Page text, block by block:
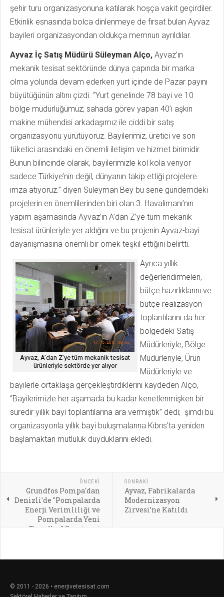
şehir turu organizasyonuna katılarak hoşça vakit geçirdiler.
Etkinlik esnasında bolca dinlenmeye de fırsat bulan Ayvaz
bayileri organizasyondan oldukça memnun ayrıldılar.
Ayvaz İç Satış Müdürü Süleyman Alço, Ayvaz’ın
mekanik tesisat sektöründe dünya çapında bir marka
olma yolunda devam ederken yurt içinde de Pazar payını
büyütüğünün altını çizdi. “Yurt genelinde 78 bayi ve 10
bölge müdürlüğümüz; sahada görev yapan 40’ı aşkın
makine mühendisi arkadaşımız ile ciddi bir satış
organizasyonu yürütüyoruz. Bayilerimiz, üretici ve son
tüketici arasındaki en önemli iletişim ve hizmet birimidir.
Bunun bilincinde olarak, bayilerimizle kol kola veriyor
sadece Türkiye’nin değil, dünyanın takip ettiği projelere
imza atıyoruz.” diyen Süleyman Bey bu sene gündemdeki
projelerin en önemlilerinden biri olan 3. Havalimanı’nın
yapım aşamasında Ayvaz’ın A’dan Z’ye tüm mekanik
tesisat ürünleriyle yer aldığını ve bu projenin Ayvaz-bayi
dayanışmasına önemli bir örnek teşkil ettiğini belirtti.
Ayvaz, A’dan Z’ye tüm mekanik tesisat
ürünleriyle sektörde yer alıyor
Ayrıca yıllık
değerlendirmeleri,
bütçe hazırlıklarını ve
bütçe realizasyon
toplantılarını da her
bölgedeki Satış
Müdürleriyle, Bölge
Müdürleriyle, Ürün
Müdürleriyle ve
bayilerle ortaklaşa gerçekleştirdiklerini kaydeden Alço,
“Bayilerimizle her aşamada bu kadar kenetlenmişken bir
süredir yıllık bayi toplantılarına ara vermiştik” dedi; şimdi bu
organizasyonla yıllık bayi buluşmalarına Kıbrıs’ta yeniden
başlamaktan mutluluk duyduklarını ekledi.
ÖNCEKI
Grundfos Pompa'dan
Denizli'de "Pompalarda
Enerji Verimliliği ve
Pompalarda Yeni
Trendler" Semineri
SONRAKI
Ayvaz, Fabrikalarda
Modernizasyon
Zirvesi’ne Katıldı
© 2011 - 2026 • enerjivetesisat.com